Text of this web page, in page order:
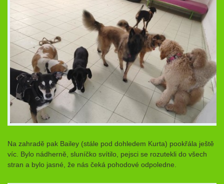
Na zahradě pak Bailey (stále pod dohledem Kurta) pookřála ještě
víc. Bylo nádherně, sluníčko svítilo, pejsci se rozutekli do všech
stran a bylo jasné, že nás čeká pohodové odpoledne.